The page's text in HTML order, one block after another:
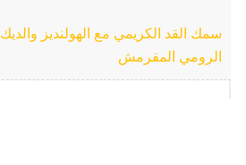
سمك القد الكريمي مع الهولنديز والديك
الرومي المقرمش